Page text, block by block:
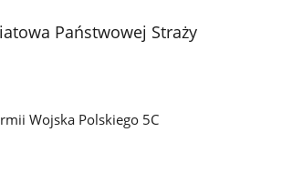
Państwowej Straży
Wojska Polskiego 5C